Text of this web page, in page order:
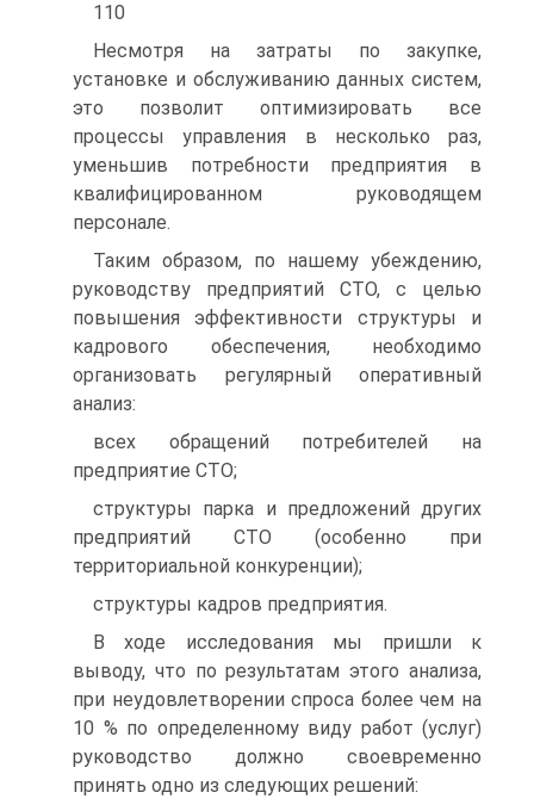
110
Несмотря на затраты по закупке,
установке и обслуживанию данных систем,
это позволит оптимизировать все
процессы управления в несколько раз,
уменьшив потребности предприятия в
квалифицированном руководящем
персонале.
Таким образом, по нашему убеждению,
руководству предприятий СТО, с целью
повышения эффективности структуры и
кадрового обеспечения, необходимо
организовать регулярный оперативный
анализ:
всех обращений потребителей на
предприятие СТО;
структуры парка и предложений других
предприятий СТО (особенно при
территориальной конкуренции);
структуры кадров предприятия.
В ходе исследования мы пришли к
выводу, что по результатам этого анализа,
при неудовлетворении спроса более чем на
10 % по определенному виду работ (услуг)
руководство должно своевременно
принять одно из следующих решений: